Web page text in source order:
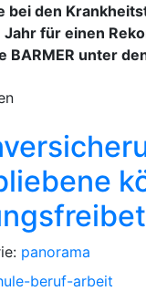
bei den
für einen
BARMER unter
panorama
beruf-arbeit